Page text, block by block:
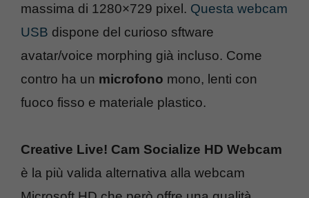
massima di 1280×729 pixel. Questa webcam
USB dispone del curioso sftware
avatar/voice morphing già incluso. Come
contro ha un microfono mono, lenti con
fuoco fisso e materiale plastico.
Creative Live! Cam Socialize HD Webcam
è la più valida alternativa alla webcam